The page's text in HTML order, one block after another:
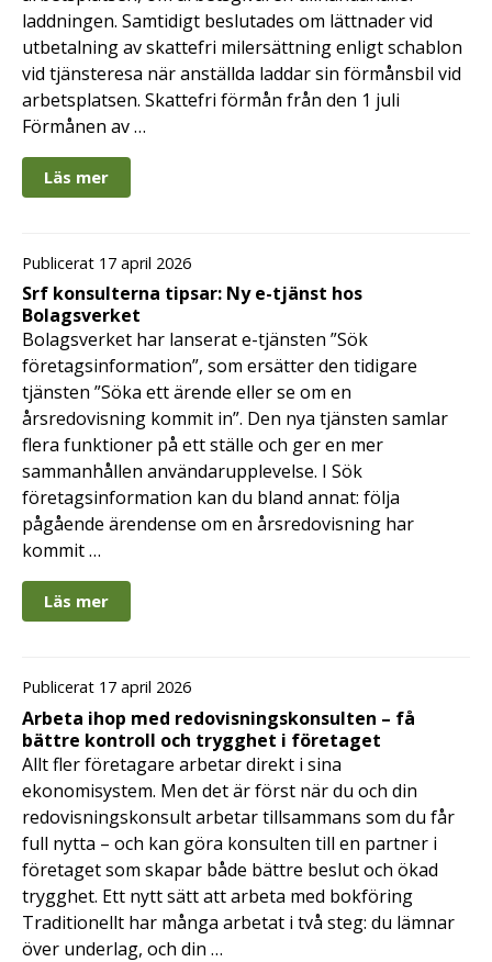
laddningen. Samtidigt beslutades om lättnader vid
utbetalning av skattefri milersättning enligt schablon
vid tjänsteresa när anställda laddar sin förmånsbil vid
arbetsplatsen. Skattefri förmån från den 1 juli
Förmånen av …
Läs mer
Publicerat 17 april 2026
Srf konsulterna tipsar: Ny e-tjänst hos
Bolagsverket
Bolagsverket har lanserat e-tjänsten ”Sök
företagsinformation”, som ersätter den tidigare
tjänsten ”Söka ett ärende eller se om en
årsredovisning kommit in”. Den nya tjänsten samlar
flera funktioner på ett ställe och ger en mer
sammanhållen användarupplevelse. I Sök
företagsinformation kan du bland annat: följa
pågående ärendense om en årsredovisning har
kommit …
Läs mer
Publicerat 17 april 2026
Arbeta ihop med redovisningskonsulten – få
bättre kontroll och trygghet i företaget
Allt fler företagare arbetar direkt i sina
ekonomisystem. Men det är först när du och din
redovisningskonsult arbetar tillsammans som du får
full nytta – och kan göra konsulten till en partner i
företaget som skapar både bättre beslut och ökad
trygghet. Ett nytt sätt att arbeta med bokföring
Traditionellt har många arbetat i två steg: du lämnar
över underlag, och din …